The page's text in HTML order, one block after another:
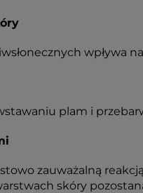
wpływa
plam i
zauważalną
skóry